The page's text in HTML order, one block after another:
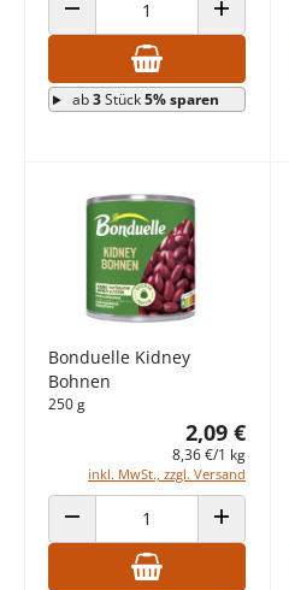
ANZAHL VERRINGERN ANZAHL
ab3Stück5% sparen
Bonduelle Kidney
Bohnen
250 g
2,09 €
8,36 €/1 kg
inkl. MwSt., zzgl. Versand
ANZAHL VERRINGERN ANZAHL